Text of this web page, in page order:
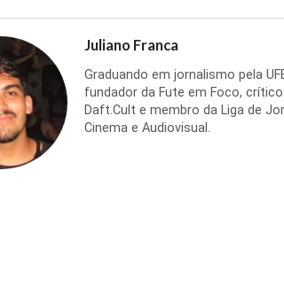
Juliano Franca
Graduando em jornalismo pela
fundador da Fute em Foco,
Daft.Cult e membro da Liga de
Cinema e Audiovisual.